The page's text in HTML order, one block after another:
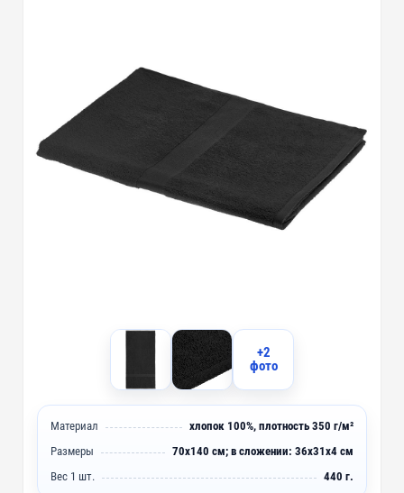
+2
фото
Материал
хлопок 100%, плотность 350 г/м²
Размеры
70х140 см; в сложении: 36х31х4 см
Вес 1 шт.
440 г.